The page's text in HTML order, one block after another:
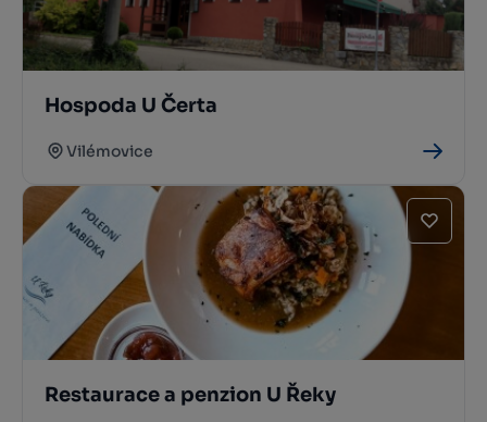
Hospoda U Čerta
Vilémovice
Restaurace a penzion U Řeky